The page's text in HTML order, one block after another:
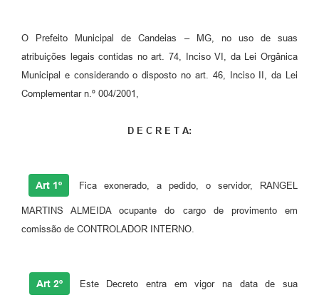
Portal da Transparência
Fila de espera SUS
Canal da Ouvidoria
Vigilância em Saúde
Farmácia Municipal
O Prefeito Municipal de Candeias – MG, no uso de suas
atribuições legais contidas no art. 74, Inciso VI, da Lei Orgânica
Municipal e considerando o disposto no art. 46, Inciso II, da Lei
Complementar n.º 004/2001,
D E C R E T A:
Art 1º Fica exonerado, a pedido, o servidor, RANGEL
MARTINS ALMEIDA ocupante do cargo de provimento em
comissão de CONTROLADOR INTERNO.
Art 2º Este Decreto entra em vigor na data de sua